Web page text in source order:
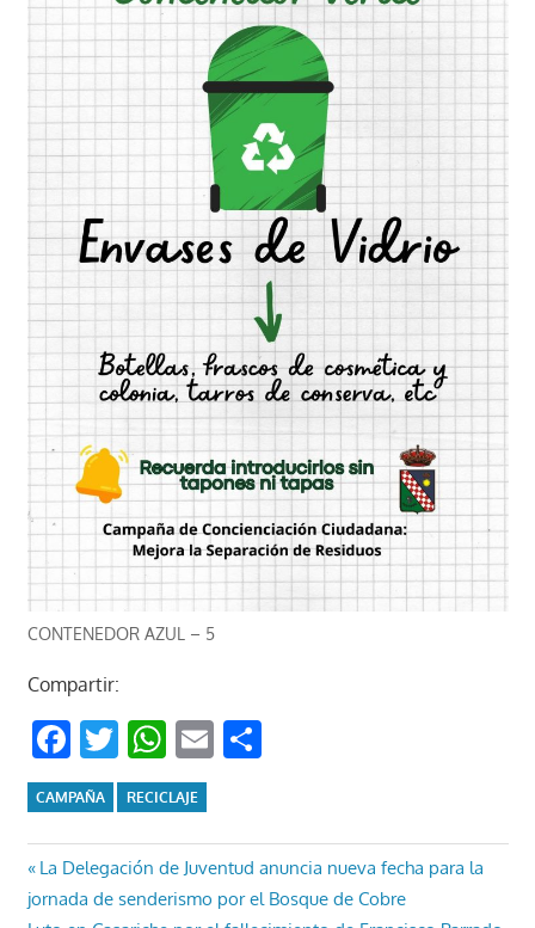
CONTENEDOR AZUL – 5
Compartir:
Facebook
Twitter
WhatsApp
EmailCompartir
CAMPAÑA RECICLAJE
Navegación
Entrada
anterior:
La Delegación de Juventud anuncia nueva fecha para la
jornada de senderismo por el Bosque de Cobre